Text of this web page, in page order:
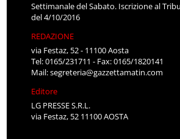
Settimanale del Sabato. Iscrizione al
del 4/10/2016
REDAZIONE
via Festaz, 52 - 11100 Aosta
Tel: 0165/231711 - Fax: 0165/1820141
Mail:segreteria@gazzettamatin.com
Editore
LG PRESSE S.R.L.
via Festaz, 52 11100 AOSTA